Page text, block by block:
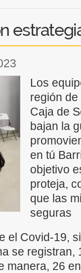
Los
región
Caja de
bajan la
en tú
objetivo
proteja,
que las
seguras
el Covid-19,
se registran,
manera, 26